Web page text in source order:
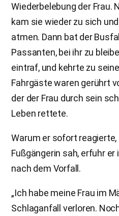
Wiederbelebung der Frau.
kam sie wieder zu sich
atmen. Dann bat der
Passanten, bei ihr zu
eintraf, und kehrte zu
Fahrgäste waren gerührt
der der Frau durch sein
Leben rettete.
Warum er sofort
Fußgängerin sah, erfuhr
nach dem Vorfall.
„Ich habe meine Frau im
Schlaganfall verloren.